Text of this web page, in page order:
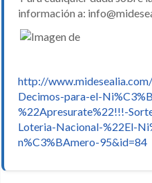
información a:
http://
Decimos-para-el-
%22Apresurate%22!!!-
Loteria-Nacional-%22El-
n%C3%BAmero-95&id=84